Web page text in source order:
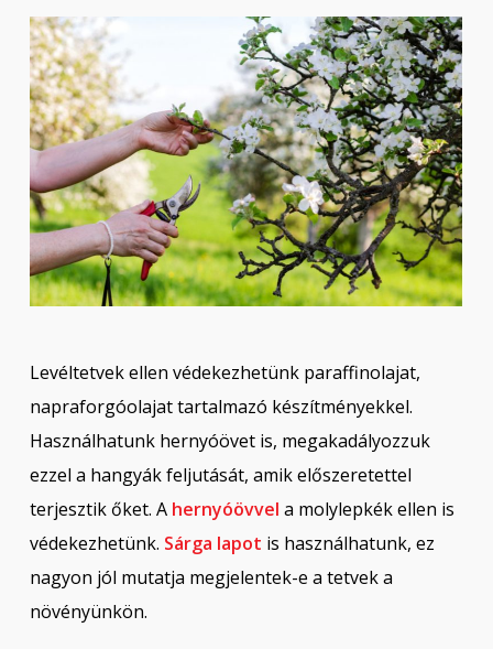
Levéltetvek ellen védekezhetünk paraffinolajat,
napraforgóolajat tartalmazó készítményekkel.
Használhatunk hernyóövet is, megakadályozzuk
ezzel a hangyák feljutását, amik előszeretettel
terjesztik őket. A hernyóövvel a molylepkék ellen is
védekezhetünk. Sárga lapot is használhatunk, ez
nagyon jól mutatja megjelentek-e a tetvek a
növényünkön.